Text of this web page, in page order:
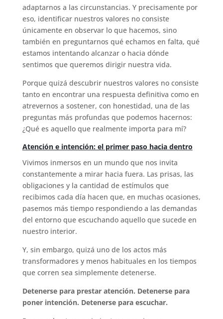
adaptarnos a las circunstancias. Y precisamente por
eso, identificar nuestros valores no consiste
únicamente en observar lo que hacemos, sino
también en preguntarnos qué echamos en falta, qué
estamos intentando alcanzar o hacia dónde
sentimos que queremos dirigir nuestra vida.
Porque quizá descubrir nuestros valores no consiste
tanto en encontrar una respuesta definitiva como en
atrevernos a sostener, con honestidad, una de las
preguntas más profundas que podemos hacernos:
¿Qué es aquello que realmente importa para mí?
Atención e intención: el primer paso hacia dentro
Vivimos inmersos en un mundo que nos invita
constantemente a mirar hacia fuera. Las prisas, las
obligaciones y la cantidad de estímulos que
recibimos cada día hacen que, en muchas ocasiones,
pasemos más tiempo respondiendo a las demandas
del entorno que escuchando aquello que sucede en
nuestro interior.
Y, sin embargo, quizá uno de los actos más
transformadores y menos habituales en los tiempos
que corren sea simplemente detenerse.
Detenerse para prestar atención. Detenerse para
poner intención. Detenerse para escuchar.